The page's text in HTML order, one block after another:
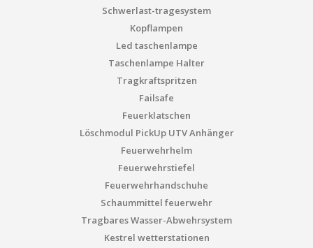
Schwerlast-tragesystem
Kopflampen
Led taschenlampe
Taschenlampe Halter
Tragkraftspritzen
Failsafe
Feuerklatschen
Löschmodul PickUp UTV Anhänger
Feuerwehrhelm
Feuerwehrstiefel
Feuerwehrhandschuhe
Schaummittel feuerwehr
Tragbares Wasser-Abwehrsystem
Kestrel wetterstationen